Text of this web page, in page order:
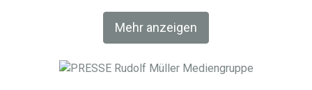
Mehr anzeigen
Fachverlag RM Rudolf Müller Medien und mit der BIM
World MUNICH eine Netzwerkplattform für Akteure der